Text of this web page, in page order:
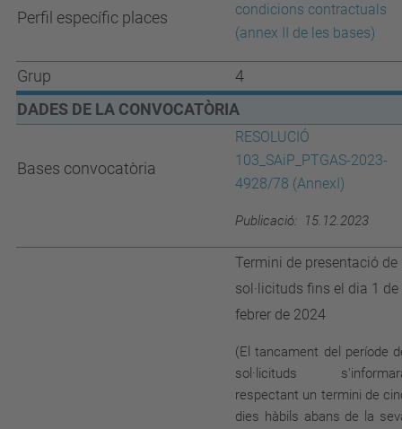
Perfil específic places
condicions contractuals
(annex II de les bases)
Grup
4
DADES DE LA CONVOCATÒRIA
Bases convocatòria
RESOLUCIÓ
103_SAiP_PTGAS-2023-
4928/78 (AnnexI)
Publicació: 15.12.2023
Termini de presentació de
sol·licituds fins el dia 1 de
febrer de 2024
(El tancament del període
sol·licituds
respectant un termini de
dies hàbils abans de la